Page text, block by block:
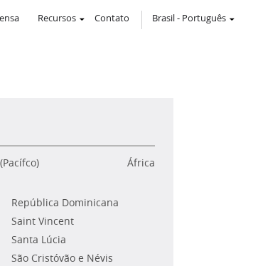
Recursos Contato Brasil- Português
África
República Dominicana
Saint Vincent
Santa Lúcia
São Cristóvão e Névis